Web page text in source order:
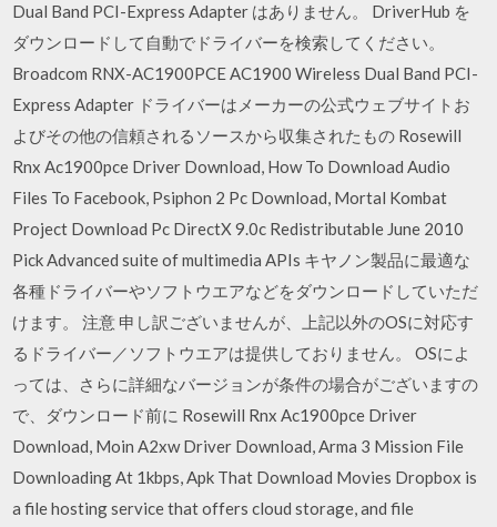
Dual Band PCI-Express Adapter はありません。 DriverHub を
ダウンロードして自動でドライバーを検索してください。
Broadcom RNX-AC1900PCE AC1900 Wireless Dual Band PCI-
Express Adapter ドライバーはメーカーの公式ウェブサイトお
よびその他の信頼されるソースから収集されたもの Rosewill
Rnx Ac1900pce Driver Download, How To Download Audio
Files To Facebook, Psiphon 2 Pc Download, Mortal Kombat
Project Download Pc DirectX 9.0c Redistributable June 2010
Pick Advanced suite of multimedia APIs キヤノン製品に最適な
各種ドライバーやソフトウエアなどをダウンロードしていただ
けます。 注意 申し訳ございませんが、上記以外のOSに対応す
るドライバー／ソフトウエアは提供しておりません。 OSによ
っては、さらに詳細なバージョンが条件の場合がございますの
で、ダウンロード前に Rosewill Rnx Ac1900pce Driver
Download, Moin A2xw Driver Download, Arma 3 Mission File
Downloading At 1kbps, Apk That Download Movies Dropbox is
a file hosting service that offers cloud storage, and file